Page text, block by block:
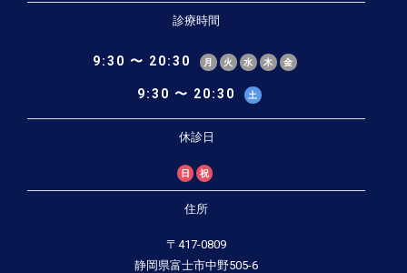
診療時間
9:30 〜 20:30 月 火 水 木 金
9:30 〜 20:30 土
休診日
日 祝
住所
〒417-0809
静岡県富士市中野505-6